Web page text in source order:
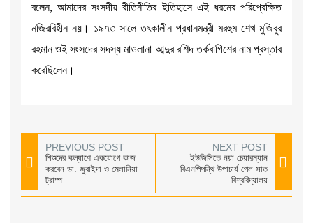
বলেন, আমাদের সংসদীয় রীতিনীতির ইতিহাসে এই ধরনের পরিপ্রেক্ষিত
নজিরবিহীন নয়। ১৯৭৩ সালে তৎকালীন প্রধানমন্ত্রী মরহুম শেখ মুজিবুর
রহমান ওই সংসদের সদস্য মাওলানা আব্দুর রশিদ তর্কবাগিশের নাম প্রস্তাব
করেছিলেন।
PREVIOUS POST
শিশুদের কল্যাণে একযোগে কাজ
করবেন ডা. জুবাইদা ও মেলানিয়া
ট্রাম্প
NEXT POST
ইউজিসিতে নয়া চেয়ারম্যান
বিএনপিপন্থি উপাচার্য পেল সাত
বিশ্ববিদ্যালয়